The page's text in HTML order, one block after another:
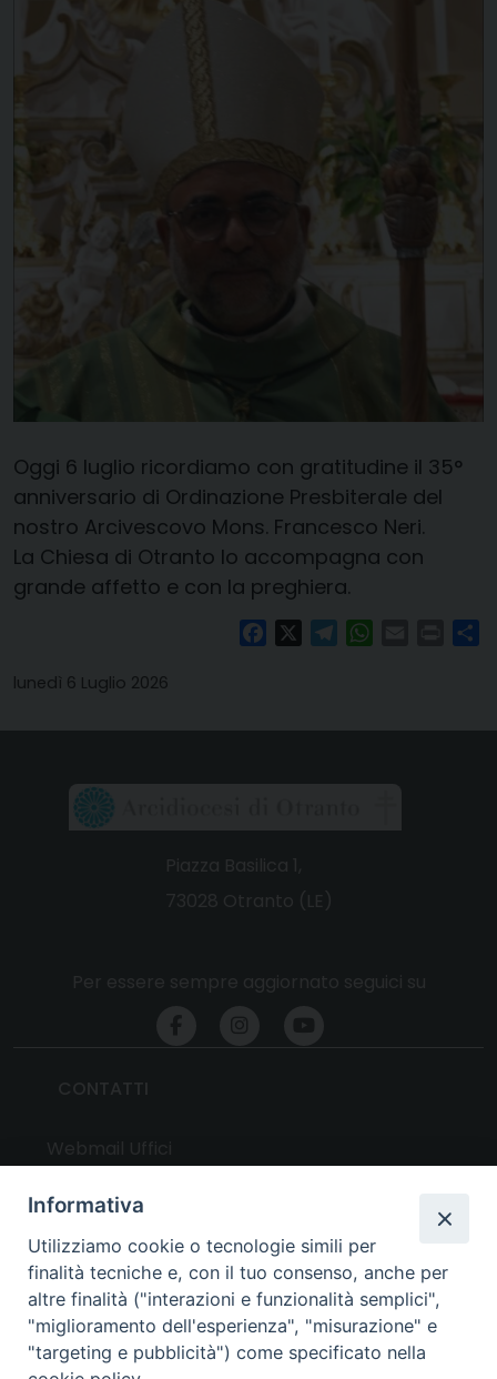
Oggi 6 luglio ricordiamo con gratitudine il 35°
anniversario di Ordinazione Presbiterale del
nostro Arcivescovo Mons. Francesco Neri.
La Chiesa di Otranto lo accompagna con
grande affetto e con la preghiera.
FacebookTelegramWhatsAppPrint
lunedì 6 Luglio 2026
UTILITY
News
Altri articoli
Informativa
Utilizziamo cookie o tecnologie simili per
finalità tecniche e, con il tuo consenso, anche per
altre finalità ("interazioni e funzionalità semplici",
"miglioramento dell'esperienza", "misurazione" e
"targeting e pubblicità") come specificato nella